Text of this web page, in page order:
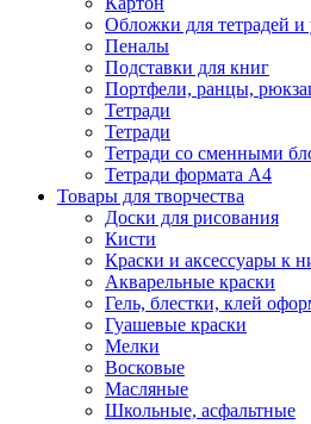
Обложки для тетрадей и
Пеналы
Подставки для книг
Портфели, ранцы,
Тетради
Тетради
Тетради со сменными
Тетради формата А4
Товары для творчества
Доски для рисования
Кисти
Краски и аксессуары к
Акварельные краски
Гель, блестки, клей
Гуашевые краски
Мелки
Восковые
Масляные
Школьные, асфальтные